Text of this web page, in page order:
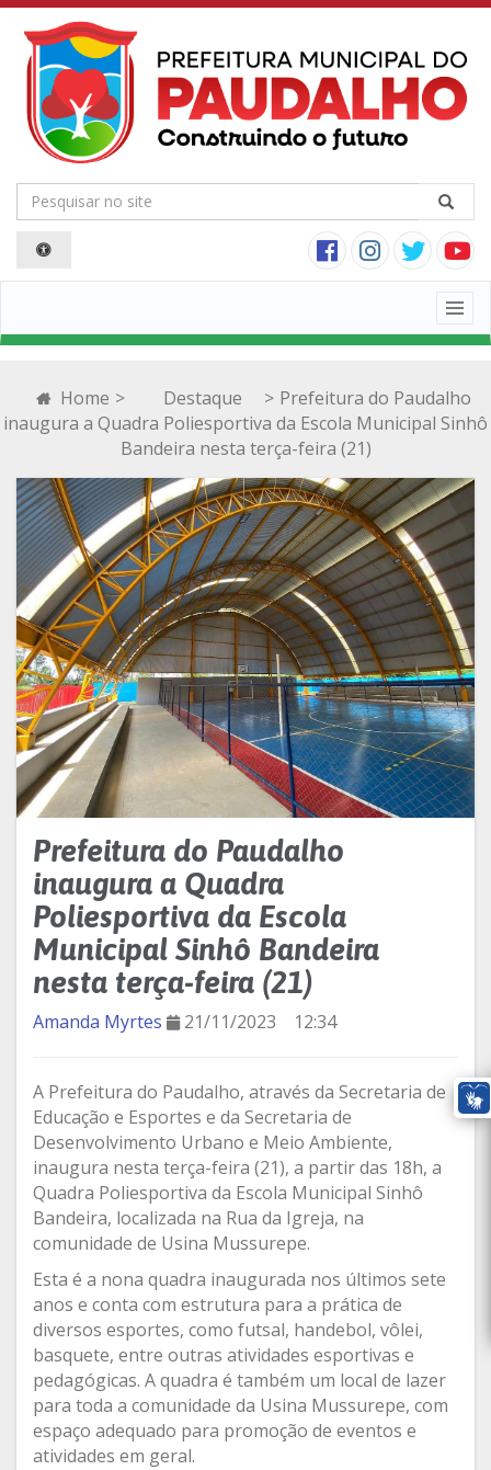
Home > Destaque > Prefeitura do Paudalho
inaugura a Quadra Poliesportiva da Escola Municipal Sinhô
Bandeira nesta terça-feira (21)
Prefeitura do Paudalho
inaugura a Quadra
Poliesportiva da Escola
Municipal Sinhô Bandeira
nesta terça-feira (21)
Amanda Myrtes 21/11/2023 12:34
A Prefeitura do Paudalho, através da Secretaria de
Educação e Esportes e da Secretaria de
Desenvolvimento Urbano e Meio Ambiente,
inaugura nesta terça-feira (21), a partir das 18h, a
Quadra Poliesportiva da Escola Municipal Sinhô
Bandeira, localizada na Rua da Igreja, na
comunidade de Usina Mussurepe.
Esta é a nona quadra inaugurada nos últimos sete
anos e conta com estrutura para a prática de
diversos esportes, como futsal, handebol, vôlei,
basquete, entre outras atividades esportivas e
pedagógicas. A quadra é também um local de lazer
para toda a comunidade da Usina Mussurepe, com
espaço adequado para promoção de eventos e
atividades em geral.